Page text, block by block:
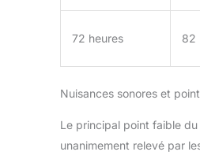
72 heures 82
Nuisances sonores et
Le principal point faible du
unanimement relevé par